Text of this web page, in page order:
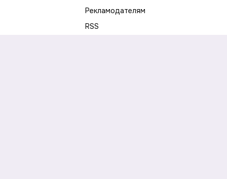
Рекламодателям
RSS